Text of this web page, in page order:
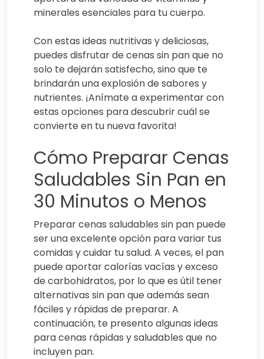
minerales esenciales para tu cuerpo.
Con estas ideas nutritivas y deliciosas,
puedes disfrutar de cenas sin pan que no
solo te dejarán satisfecho, sino que te
brindarán una explosión de sabores y
nutrientes. ¡Anímate a experimentar con
estas opciones para descubrir cuál se
convierte en tu nueva favorita!
Cómo Preparar Cenas
Saludables Sin Pan en
30 Minutos o Menos
Preparar cenas saludables sin pan puede
ser una excelente opción para variar tus
comidas y cuidar tu salud. A veces, el pan
puede aportar calorías vacías y exceso
de carbohidratos, por lo que es útil tener
alternativas sin pan que además sean
fáciles y rápidas de preparar. A
continuación, te presento algunas ideas
para cenas rápidas y saludables que no
incluyen pan.